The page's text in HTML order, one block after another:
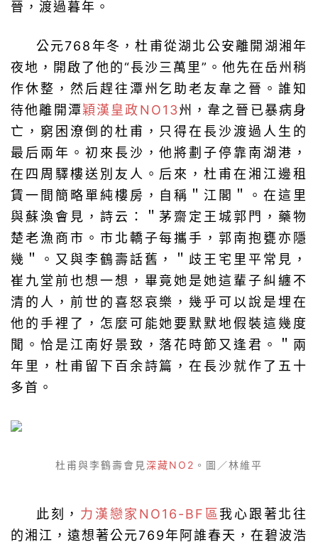
晉，渡過暮年。
公元768年冬，杜甫從湖北公安離開湖湘年
夜地，開啟了他的“長沙三萬里”。他先在岳州稍
作休整，然后趕往潭州乞助老友韋之晉。誰知
待他離開潭穎漢皇政NO13州，韋之晉已暴病身
亡，窮困潦倒的杜甫，只得在長沙渡過人生的
最后兩年。初來長沙，他將劃子停靠南湖港，
在四周驛樓送別友人。后來，杜甫在湘江邊租
賃一間簡略單純樓房，自稱＂江閣＂。在這里
與蘇渙會見，詩云：＂茅齋定王城郭門，藥物
楚老漁商市。市北轎子每攜手，郭南抱甕亦隱
幾＂。又與李鶴壽話舊，＂歧王宅里平常見，
崔九堂前也想一想，畢竟她是她這輩子糾纏不
清的人，前世的喜怒哀樂，幾乎可以說是埋在
他的手裡了，怎麼可能她要默默地假裝這幾度
聞。恰是江南好景致，落花時節又逢君。＂兩
年里，杜甫留下百余詩篇，在長沙就作了五十
多首。
杜甫與李鶴壽會見 深藏NO2 。圖／林維平
此刻， 力漢戀家NO16-BF區我心跟著北往
的湘江，遠想著公元769年阿誰春天，在碧波浩